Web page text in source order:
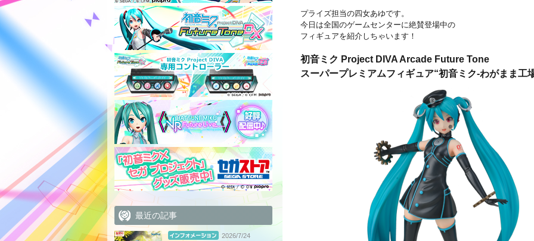
プライズ担当の四女あゆです。
今日は全国のゲームセンターに絶賛登場中の
フィギュアを紹介しちゃいます！
初音ミク Project DIVA Arcade Future Tone
スーパープレミアムフィギュア“初音ミク-わがまま工
最近の記事
2026/7/24